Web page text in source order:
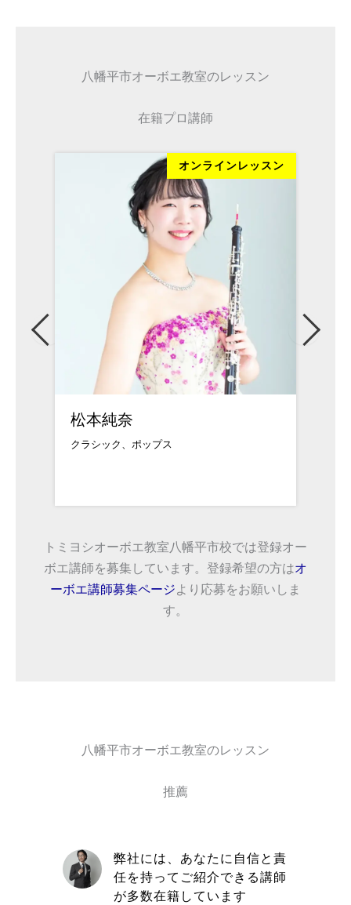
八幡平市オーボエ教室のレッスン
在籍プロ講師
オンラインレッスン
松本純奈
クラシック、ポップス
トミヨシオーボエ教室八幡平市校では登録オー
ボエ講師を募集しています。登録希望の方はオ
ーボエ講師募集ページより応募をお願いしま
す。
八幡平市オーボエ教室のレッスン
推薦
取材を通してトミヨシオーボ
エ教室の信念や在籍している
ミュージシャンのレベルの高